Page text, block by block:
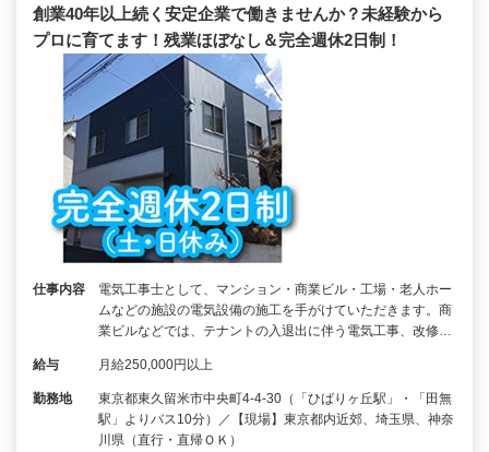
創業40年以上続く安定企業で働きませんか？未経験から
プロに育てます！残業ほぼなし＆完全週休2日制！
仕事内容
電気工事士として、マンション・商業ビル・工場・老人ホー
ムなどの施設の電気設備の施工を手がけていただきます。商
業ビルなどでは、テナントの入退出に伴う電気工事、改修…
給与 月給250,000円以上
勤務地
東京都東久留米市中央町4-4-30（「ひばりヶ丘駅」・「田無
駅」よりバス10分）／【現場】東京都内近郊、埼玉県、神奈
川県（直行・直帰ＯＫ）